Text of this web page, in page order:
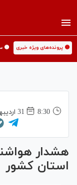
🟡 پرونده‌های ویژه خبری 🟡
8:30
31 ارديبهشت 1405
استان کشور